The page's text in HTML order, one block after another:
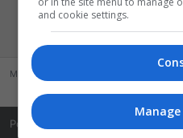
Bam-
Registrado
Mensagens
Posts de Perfil
and cookie settings.